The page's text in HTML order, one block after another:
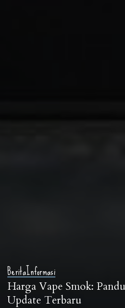
BeritaInformasi
Harga Vape Smok:
Update Terbaru